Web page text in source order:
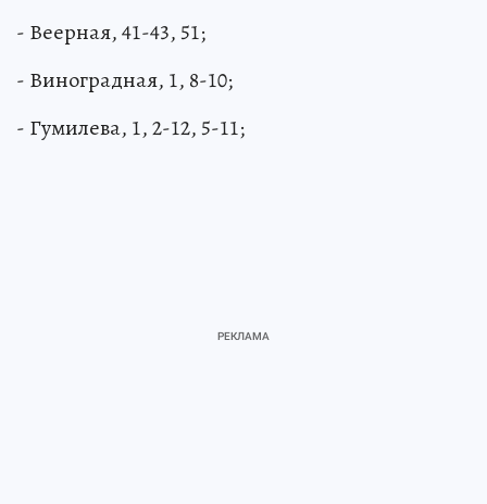
- Веерная, 41-43, 51;
- Виноградная, 1, 8-10;
- Гумилева, 1, 2-12, 5-11;